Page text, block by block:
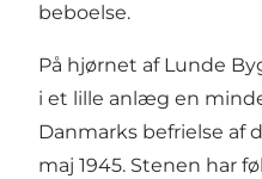
beboelse.
På hjørnet af Lunde
i et lille anlæg en
Danmarks befrielse af
maj 1945. Stenen har